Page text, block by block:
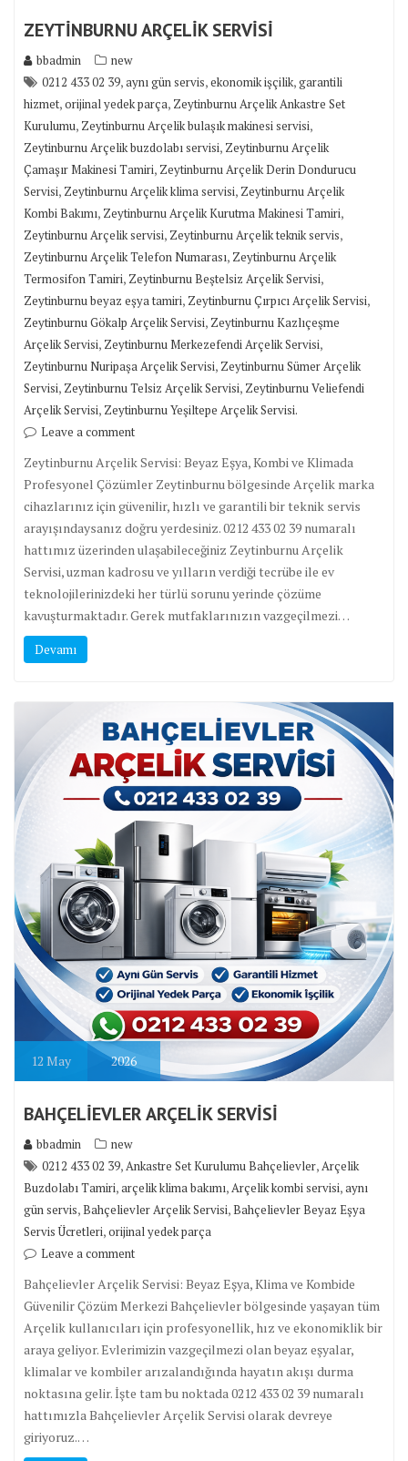
ZEYTİNBURNU ARÇELİK SERVİSİ
bbadmin
new
0212 433 02 39,aynı gün servis,ekonomik işçilik,garantili
hizmet,orijinal yedek parça, Zeytinburnu Arçelik Ankastre Set
Kurulumu, Zeytinburnu Arçelik bulaşık makinesi servisi,
Zeytinburnu Arçelik buzdolabı servisi, Zeytinburnu Arçelik
Çamaşır Makinesi Tamiri, Zeytinburnu Arçelik Derin Dondurucu
Servisi, Zeytinburnu Arçelik klima servisi, Zeytinburnu Arçelik
Kombi Bakımı, Zeytinburnu Arçelik Kurutma Makinesi Tamiri,
Zeytinburnu Arçelik servisi, Zeytinburnu Arçelik teknik servis,
Zeytinburnu Arçelik Telefon Numarası, Zeytinburnu Arçelik
Termosifon Tamiri, Zeytinburnu Beştelsiz Arçelik Servisi,
Zeytinburnu beyaz eşya tamiri, Zeytinburnu Çırpıcı Arçelik Servisi,
Zeytinburnu Gökalp Arçelik Servisi, Zeytinburnu Kazlıçeşme
Arçelik Servisi, Zeytinburnu Merkezefendi Arçelik Servisi,
Zeytinburnu Nuripaşa Arçelik Servisi, Zeytinburnu Sümer Arçelik
Servisi, Zeytinburnu Telsiz Arçelik Servisi, Zeytinburnu Veliefendi
Arçelik Servisi, Zeytinburnu Yeşiltepe Arçelik Servisi.
Leave a comment
Zeytinburnu Arçelik Servisi: Beyaz Eşya, Kombi ve Klimada
Profesyonel Çözümler Zeytinburnu bölgesinde Arçelik marka
cihazlarınız için güvenilir, hızlı ve garantili bir teknik servis
arayışındaysanız doğru yerdesiniz. 0212 433 02 39 numaralı
hattımız üzerinden ulaşabileceğiniz Zeytinburnu Arçelik
Servisi, uzman kadrosu ve yılların verdiği tecrübe ile ev
teknolojilerinizdeki her türlü sorunu yerinde çözüme
kavuşturmaktadır. Gerek mutfaklarınızın vazgeçilmezi…
Devamı
12 May 2026
BAHÇELİEVLER ARÇELİK SERVİSİ
bbadmin
new
0212 433 02 39,Ankastre Set Kurulumu Bahçelievler,Arçelik
Buzdolabı Tamiri,arçelik klima bakımı,Arçelik kombi servisi,aynı
gün servis,Bahçelievler Arçelik Servisi,Bahçelievler Beyaz Eşya
Servis Ücretleri,orijinal yedek parça
Leave a comment
Bahçelievler Arçelik Servisi: Beyaz Eşya, Klima ve Kombide
Güvenilir Çözüm Merkezi Bahçelievler bölgesinde yaşayan tüm
Arçelik kullanıcıları için profesyonellik, hız ve ekonomiklik bir
araya geliyor. Evlerimizin vazgeçilmezi olan beyaz eşyalar,
klimalar ve kombiler arızalandığında hayatın akışı durma
noktasına gelir. İşte tam bu noktada 0212 433 02 39 numaralı
hattımızla Bahçelievler Arçelik Servisi olarak devreye
giriyoruz.…